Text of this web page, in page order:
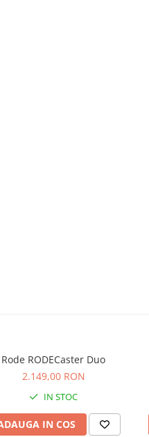
Rode RODECaster Duo
2.149,00 RON
IN STOC
IN COS